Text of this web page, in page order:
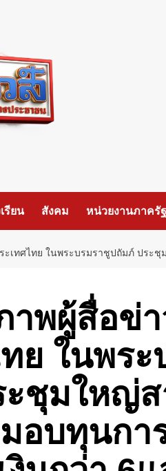
รียน สังคม หน่วยงานภาครัฐ
เทศไทย ในพระบรมราชูปถัมภ์ ประ
าพผู้สื่อข่
ย ในพระ
ชุมใหญ่
อบทุนกา